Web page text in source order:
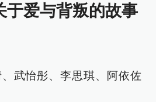
于爱与背叛的故事
武怡彤、李思琪、阿依佐